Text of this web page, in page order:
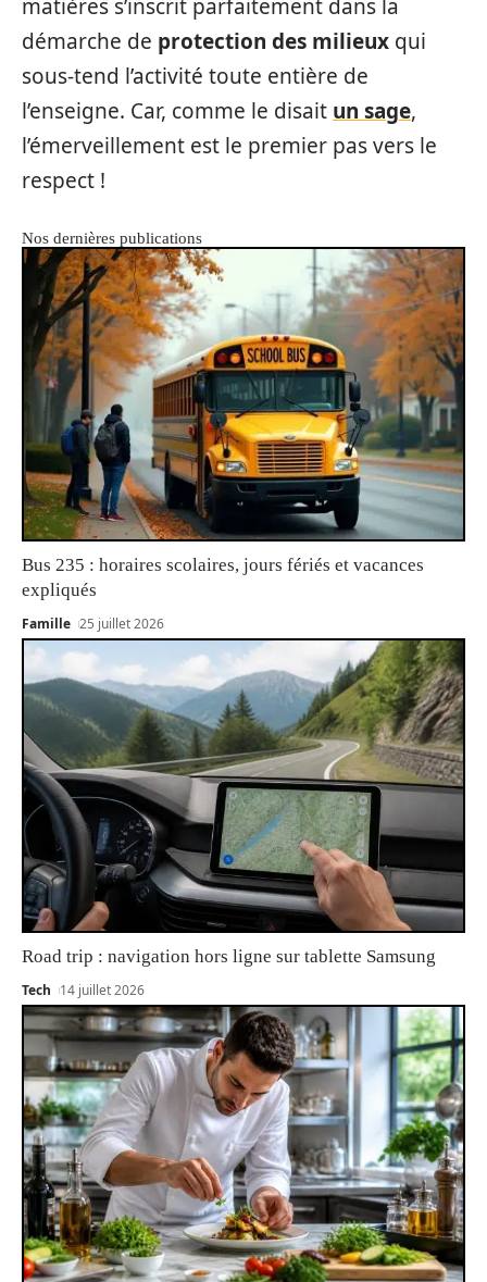
matières s’inscrit parfaitement dans la
démarche de protection des milieux qui
sous-tend l’activité toute entière de
l’enseigne. Car, comme le disait un sage,
l’émerveillement est le premier pas vers le
respect !
Nos dernières publications
Bus 235 : horaires scolaires, jours fériés et vacances
expliqués
Famille 25 juillet 2026
Road trip : navigation hors ligne sur tablette Samsung
Tech 14 juillet 2026